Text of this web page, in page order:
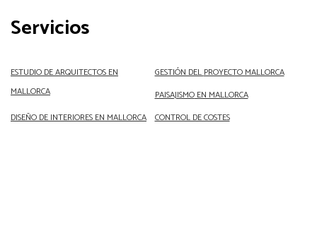
Servicios
ESTUDIO DE ARQUITECTOS EN
MALLORCA
GESTIÓN DELPROYECTO MALLORCA
PAISAJISMOEN MALLORCA
DISEÑO DE INTERIORES EN MALLORCA
CONTROL DE COSTES